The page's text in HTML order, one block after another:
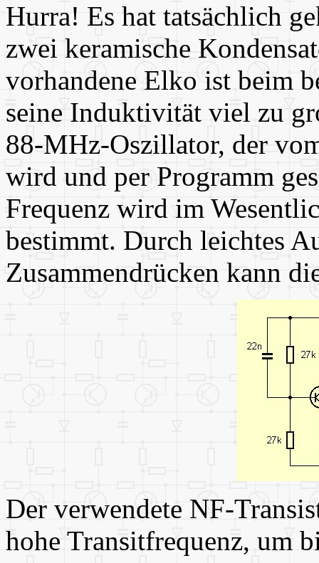
Hurra! Es hat tatsächlich
zwei keramische
vorhandene Elko ist beim
seine Induktivität viel zu
88-MHz-Oszillator, der
wird und per Programm
Frequenz wird im
bestimmt. Durch leichtes
Zusammendrücken kann
Der verwendete NF-
hohe Transitfrequenz, um